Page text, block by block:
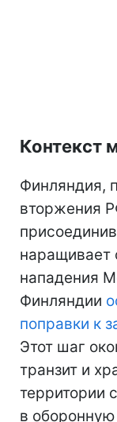
Контекст
Финляндия,
вторжения
наращивает
нападения
Финляндии
поправки к
Этот шаг
транзит и
территории
в